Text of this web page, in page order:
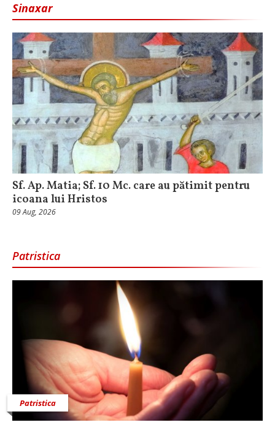
Sinaxar
Sf. Ap. Matia; Sf. 10 Mc. care au pătimit pentru
icoana lui Hristos
09 Aug, 2026
Patristica
Patristica